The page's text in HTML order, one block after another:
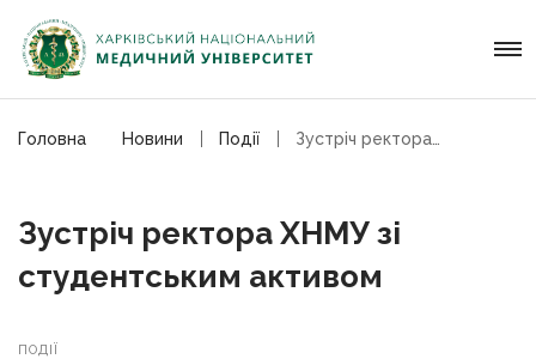
Головна Новини Події
Зустріч ректора ХНМУ зі
студентським активом
ПОДІЇ